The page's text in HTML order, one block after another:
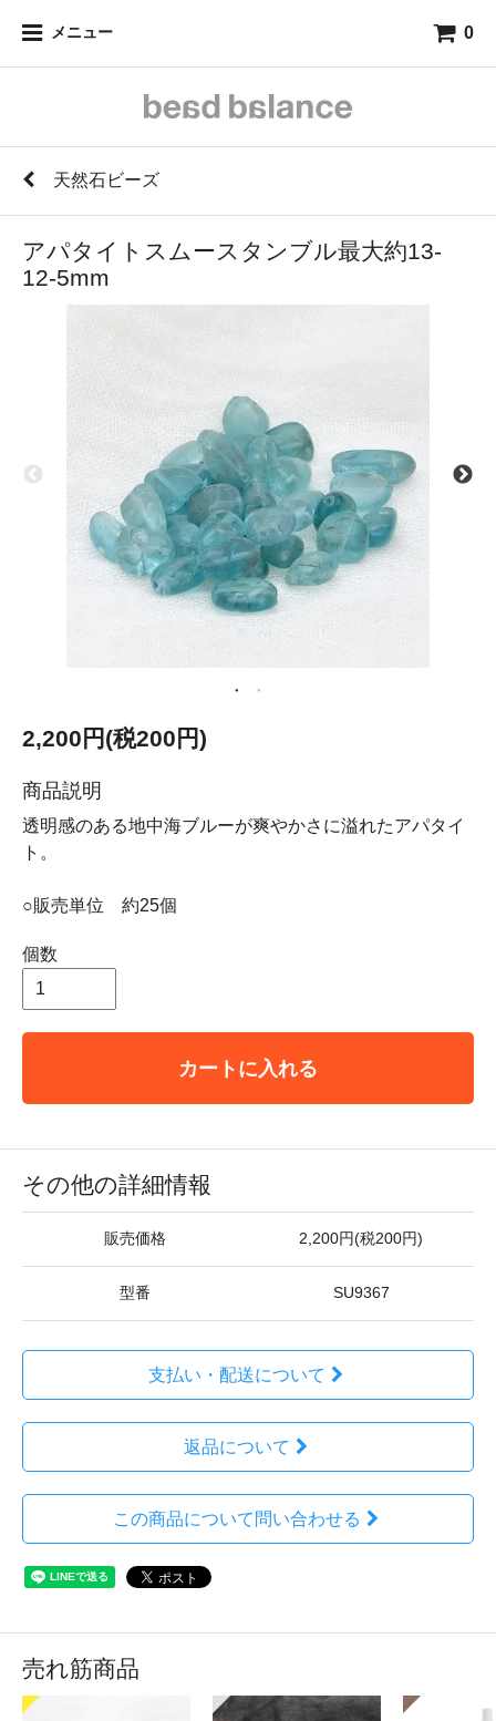
メニュー 0
天然石ビーズ
アパタイトスムースタンブル最大約13-
12-5mm
2,200円(税200円)
商品説明
透明感のある地中海ブルーが爽やかさに溢れたアパタイ
ト。
○販売単位 約25個
個数
カートに入れる
その他の詳細情報
販売価格 2,200円(税200円)
型番 SU9367
支払い・配送について
返品について
この商品について問い合わせる
売れ筋商品